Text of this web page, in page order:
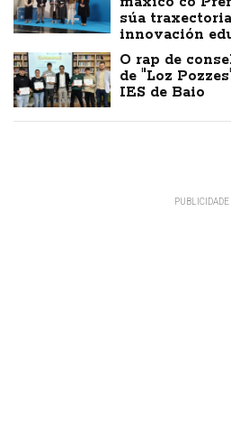
súa
innovación
O rap de
de "Loz
IES de Baio